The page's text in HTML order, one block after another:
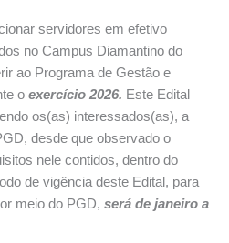
servidores em efetivo
no Campus Diamantino do
ao Programa de Gestão e
o exercício 2026. Este Edital
os(as) interessados(as), a
desde que observado o
nele contidos, dentro do
de vigência deste Edital, para
meio do PGD, será de janeiro a